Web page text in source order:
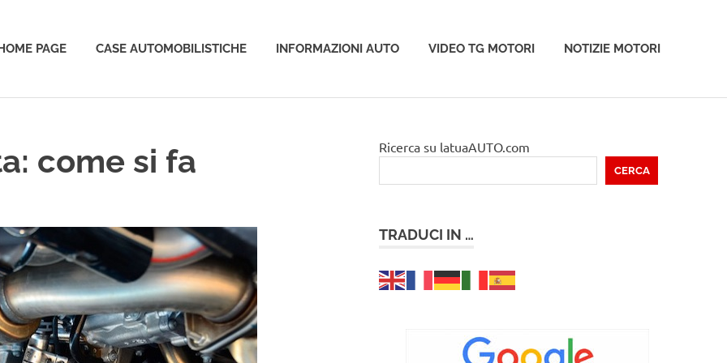
PAGE CASE AUTOMOBILISTICHE INFORMAZIONI AUTO VIDEO TG MOTORI NOTIZIE MOTORI
come si fa Ricerca su latuaAUTO.com
CERCA
TRADUCI IN …